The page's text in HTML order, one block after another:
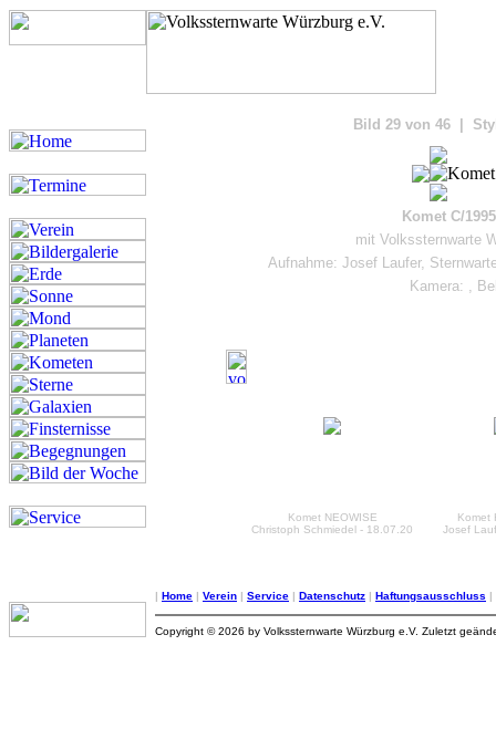
Bild 29 von 46 |
Komet C/
mit Volkssternwarte
Aufnahme: Josef Laufer,
Kamera: ,
Komet NEOWISE
Christoph Schmiedel - 18.07.20
Komet
Josef
| Home | Verein | Service | Datenschutz | Haftungsausschluss |
Copyright © 2026 by Volkssternwarte Würzburg e.V. Zuletzt